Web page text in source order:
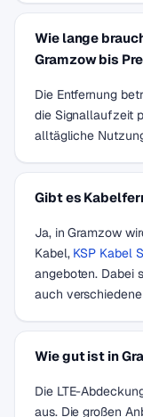
Wie lange
Gramzow bis
Die Entfernung
die Signallaufzeit
alltägliche
Gibt es
Ja, in Gramzow
Kabel, KSP Kabel
angeboten. Dabei
auch
Wie gut ist in
Die LTE-
aus. Die großen